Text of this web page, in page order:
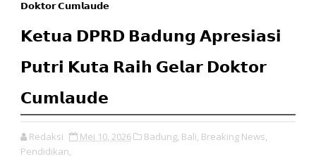
𝗗𝗼𝗸𝘁𝗼𝗿 𝗖𝘂𝗺𝗹𝗮𝘂𝗱𝗲
𝗞𝗲𝘁𝘂𝗮 𝗗𝗣𝗥𝗗 𝗕𝗮𝗱𝘂𝗻𝗴 𝗔𝗽𝗿𝗲𝘀𝗶𝗮𝘀𝗶
𝗣𝘂𝘁𝗿𝗶 𝗞𝘂𝘁𝗮 𝗥𝗮𝗶𝗵 𝗚𝗲𝗹𝗮𝗿 𝗗𝗼𝗸𝘁𝗼𝗿
𝗖𝘂𝗺𝗹𝗮𝘂𝗱𝗲
Redaksi Mei 10, 2026 Badung, Bali, Breaking News,
Pendidikan,